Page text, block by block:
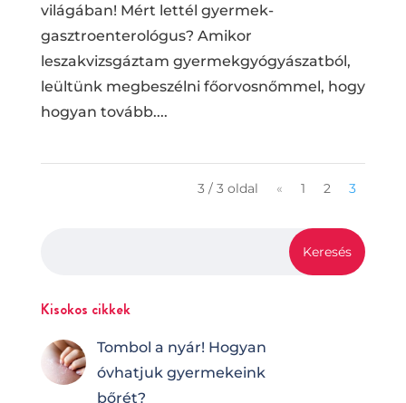
világában! Mért lettél gyermek-
gasztroenterológus? Amikor
leszakvizsgáztam gyermekgyógyászatból,
leültünk megbeszélni főorvosnőmmel, hogy
hogyan tovább....
3 / 3 oldal « 1 2 3
Kisokos cikkek
Tombol a nyár! Hogyan
óvhatjuk gyermekeink
bőrét?